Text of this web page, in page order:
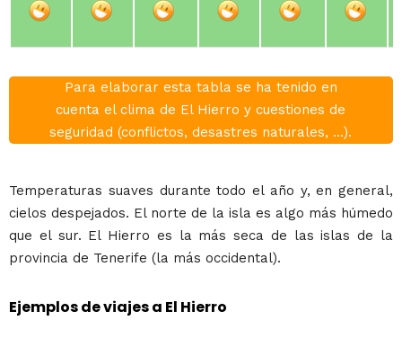
Para elaborar esta tabla se ha tenido en
cuenta el clima de El Hierro y cuestiones de
seguridad (conflictos, desastres naturales, ...).
Temperaturas suaves durante todo el año y, en general,
cielos despejados. El norte de la isla es algo más húmedo
que el sur. El Hierro es la más seca de las islas de la
provincia de Tenerife (la más occidental).
Ejemplos de viajes a El Hierro